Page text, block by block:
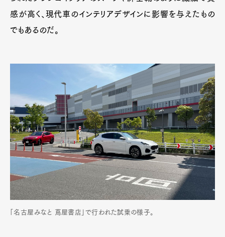
感が高く、現代車のインテリアデザインに影響を与えたもの
でもあるのだ。
「名古屋みなと 蔦屋書店」で行われた試乗の様子。